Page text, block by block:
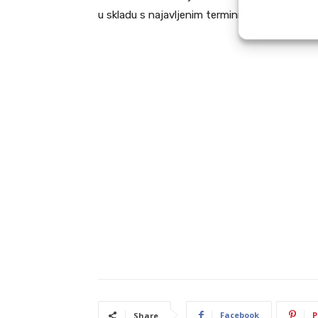
u skladu s najavljenim terminima prekida u
Share Facebook